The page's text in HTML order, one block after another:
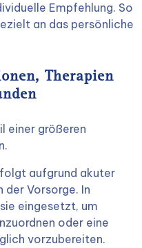
Empfehlung. So
an das persönliche
Therapien
einer größeren
aufgrund akuter
der Vorsorge. In
eingesetzt, um
oder eine
vorzubereiten.